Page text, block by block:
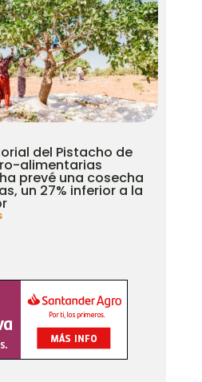
del Pistacho de
alimentarias
prevé una cosecha
un 27% inferior a la